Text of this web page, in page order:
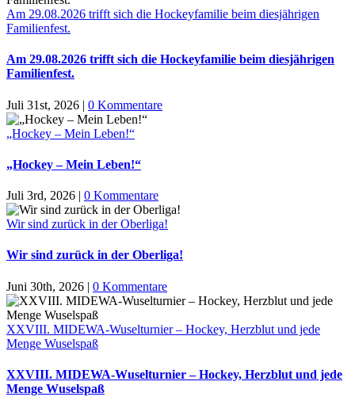
Am 29.08.2026 trifft sich die Hockeyfamilie beim diesjährigen
Familienfest.
Am 29.08.2026 trifft sich die Hockeyfamilie beim diesjährigen
Familienfest.
Juli 31st, 2026 | 0 Kommentare
„Hockey – Mein Leben!“
„Hockey – Mein Leben!“
Juli 3rd, 2026 | 0 Kommentare
Wir sind zurück in der Oberliga!
Wir sind zurück in der Oberliga!
Juni 30th, 2026 | 0 Kommentare
XXVIII. MIDEWA-Wuselturnier – Hockey, Herzblut und jede
Menge Wuselspaß
XXVIII. MIDEWA-Wuselturnier – Hockey, Herzblut und jede
Menge Wuselspaß